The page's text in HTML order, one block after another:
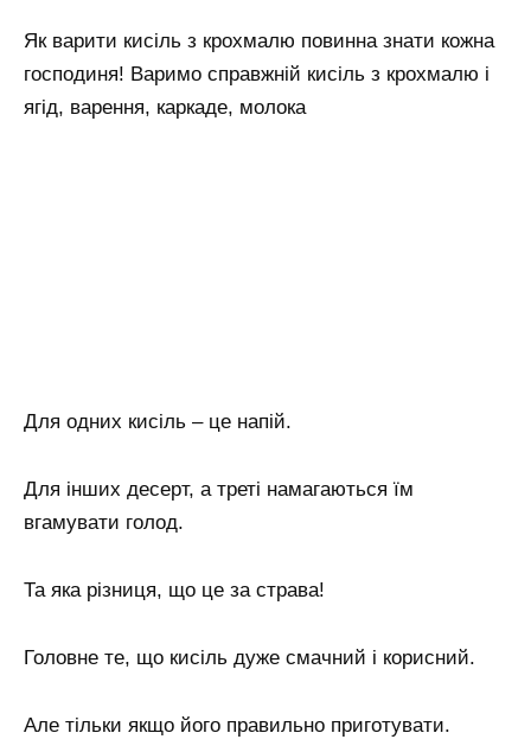
Як варити кисіль з крохмалю повинна знати кожна
господиня! Варимо справжній кисіль з крохмалю і
ягід, варення, каркаде, молока
Для одних кисіль – це напій.
Для інших десерт, а треті намагаються їм
вгамувати голод.
Та яка різниця, що це за страва!
Головне те, що кисіль дуже смачний і корисний.
Але тільки якщо його правильно приготувати.